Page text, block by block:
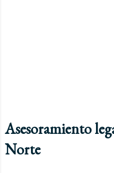
Asesoramiento
Norte